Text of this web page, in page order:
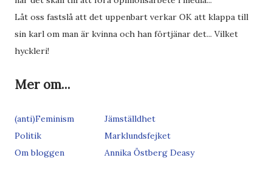
Låt oss fastslå att det uppenbart verkar OK att klappa till
sin karl om man är kvinna och han förtjänar det... Vilket
hyckleri!
Mer om...
(anti)Feminism
Jämställdhet
Politik
Marklundsfejket
Om bloggen
Annika Östberg Deasy